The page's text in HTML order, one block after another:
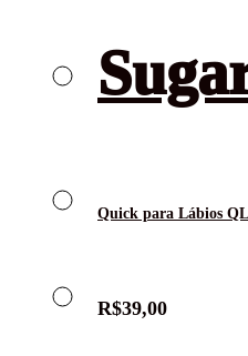
Quick para Lábios
R$39,00